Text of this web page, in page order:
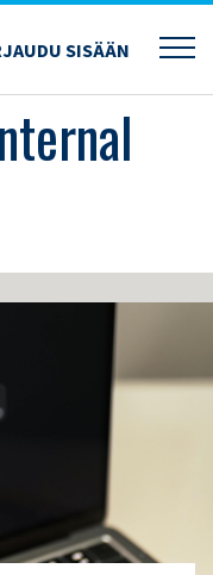
SISÄÄN
INTERNAL AUDITORS